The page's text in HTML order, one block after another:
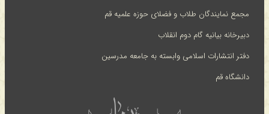
مجمع نمایندگان طلاب و فضلای حوزه علمیه قم
دبیرخانه بیانیه گام دوم انقلاب
دفتر انتشارات اسلامی وابسته به جامعه مدرسین
دانشگاه قم